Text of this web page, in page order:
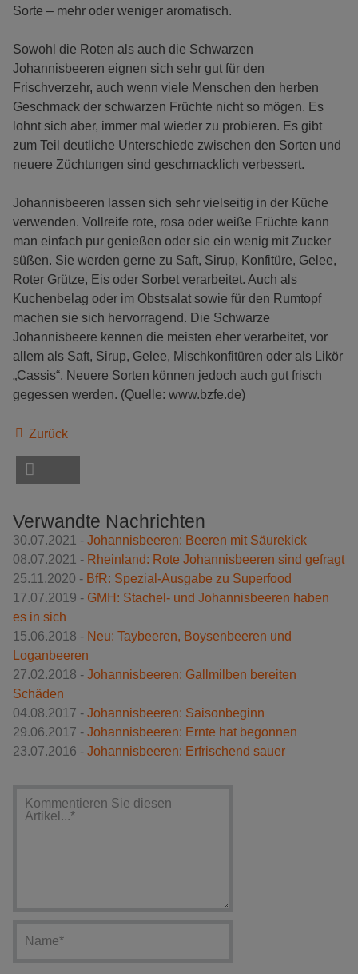
Sorte – mehr oder weniger aromatisch.
Sowohl die Roten als auch die Schwarzen
Johannisbeeren eignen sich sehr gut für den
Frischverzehr, auch wenn viele Menschen den herben
Geschmack der schwarzen Früchte nicht so mögen. Es
lohnt sich aber, immer mal wieder zu probieren. Es gibt
zum Teil deutliche Unterschiede zwischen den Sorten und
neuere Züchtungen sind geschmacklich verbessert.
Johannisbeeren lassen sich sehr vielseitig in der Küche
verwenden. Vollreife rote, rosa oder weiße Früchte kann
man einfach pur genießen oder sie ein wenig mit Zucker
süßen. Sie werden gerne zu Saft, Sirup, Konfitüre, Gelee,
Roter Grütze, Eis oder Sorbet verarbeitet. Auch als
Kuchenbelag oder im Obstsalat sowie für den Rumtopf
machen sie sich hervorragend. Die Schwarze
Johannisbeere kennen die meisten eher verarbeitet, vor
allem als Saft, Sirup, Gelee, Mischkonfitüren oder als Likör
„Cassis“. Neuere Sorten können jedoch auch gut frisch
gegessen werden. (Quelle: www.bzfe.de)
Zurück
Verwandte Nachrichten
30.07.2021 - Johannisbeeren: Beeren mit Säurekick
08.07.2021 - Rheinland: Rote Johannisbeeren sind gefragt
25.11.2020 - BfR: Spezial-Ausgabe zu Superfood
17.07.2019 - GMH: Stachel- und Johannisbeeren haben
es in sich
15.06.2018 - Neu: Taybeeren, Boysenbeeren und
Loganbeeren
27.02.2018 - Johannisbeeren: Gallmilben bereiten
Schäden
04.08.2017 - Johannisbeeren: Saisonbeginn
29.06.2017 - Johannisbeeren: Ernte hat begonnen
23.07.2016 - Johannisbeeren: Erfrischend sauer